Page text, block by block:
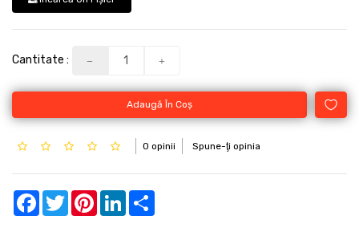
Cantitate :
Adaugă În Coş
0 opinii Spune-ţi opinia
Facebook
TwitterPinterestLinkedIn